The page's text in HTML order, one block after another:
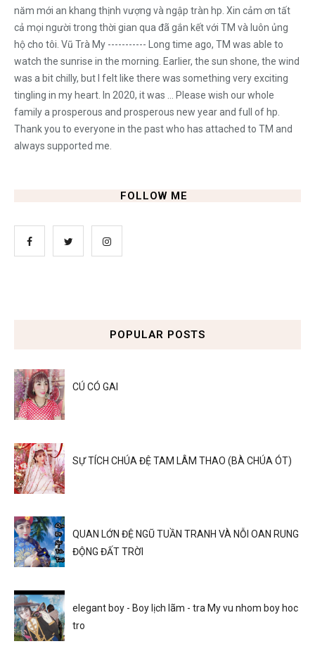
năm mới an khang thịnh vượng và ngập tràn hp. Xin cảm ơn tất
cả mọi người trong thời gian qua đã gắn kết với TM và luôn ủng
hộ cho tôi. Vũ Trà My ----------- Long time ago, TM was able to
watch the sunrise in the morning. Earlier, the sun shone, the wind
was a bit chilly, but I felt like there was something very exciting
tingling in my heart. In 2020, it was ... Please wish our whole
family a prosperous and prosperous new year and full of hp.
Thank you to everyone in the past who has attached to TM and
always supported me.
FOLLOW ME
POPULAR POSTS
CÚ CÓ GAI
SỰ TÍCH CHÚA ĐỆ TAM LÂM THAO (BÀ CHÚA ÓT)
QUAN LỚN ĐỆ NGŨ TUẦN TRANH VÀ NỖI OAN RUNG
ĐỘNG ĐẤT TRỜI
elegant boy - Boy lịch lãm - tra My vu nhom boy hoc
tro